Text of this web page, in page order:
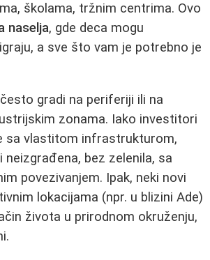
školama, tržnim centrima. Ovo
naselja, gde deca mogu
a sve što vam je potrebno je
gradi na periferiji ili na
zonama. Iako investitori
sa vlastitom infrastrukturom,
bez zelenila, sa
povezivanjem. Ipak, neki novi
lokacijama (npr. u blizini Ade)
života u prirodnom okruženju,